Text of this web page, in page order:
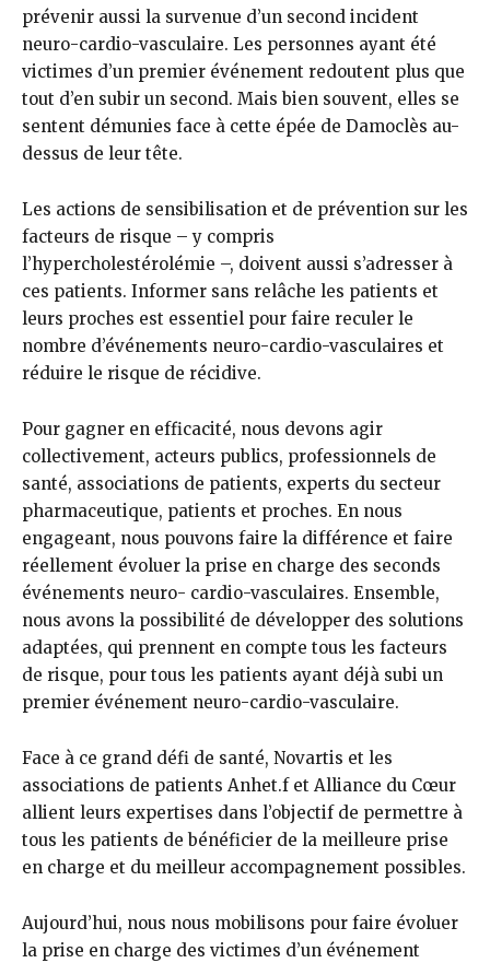
prévenir aussi la survenue d’un second incident
neuro-cardio-vasculaire. Les personnes ayant été
victimes d’un premier événement redoutent plus que
tout d’en subir un second. Mais bien souvent, elles se
sentent démunies face à cette épée de Damoclès au-
dessus de leur tête.
Les actions de sensibilisation et de prévention sur les
facteurs de risque – y compris
l’hypercholestérolémie –, doivent aussi s’adresser à
ces patients. Informer sans relâche les patients et
leurs proches est essentiel pour faire reculer le
nombre d’événements neuro-cardio-vasculaires et
réduire le risque de récidive.
Pour gagner en efficacité, nous devons agir
collectivement, acteurs publics, professionnels de
santé, associations de patients, experts du secteur
pharmaceutique, patients et proches. En nous
engageant, nous pouvons faire la différence et faire
réellement évoluer la prise en charge des seconds
événements neuro- cardio-vasculaires. Ensemble,
nous avons la possibilité de développer des solutions
adaptées, qui prennent en compte tous les facteurs
de risque, pour tous les patients ayant déjà subi un
premier événement neuro-cardio-vasculaire.
Face à ce grand défi de santé, Novartis et les
associations de patients Anhet.f et Alliance du Cœur
allient leurs expertises dans l’objectif de permettre à
tous les patients de bénéficier de la meilleure prise
en charge et du meilleur accompagnement possibles.
Aujourd’hui, nous nous mobilisons pour faire évoluer
la prise en charge des victimes d’un événement